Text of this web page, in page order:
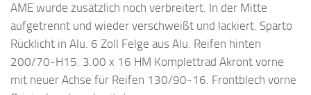
AME wurde zusätzlich noch verbreitert. In der Mitte
aufgetrennt und wieder verschweißt und lackiert. Sparto
Rücklicht in Alu. 6 Zoll Felge aus Alu. Reifen hinten
200/70-H15. 3.00 x 16 HM Komplettrad Akront vorne
mit neuer Achse für Reifen 130/90-16. Frontblech vorne